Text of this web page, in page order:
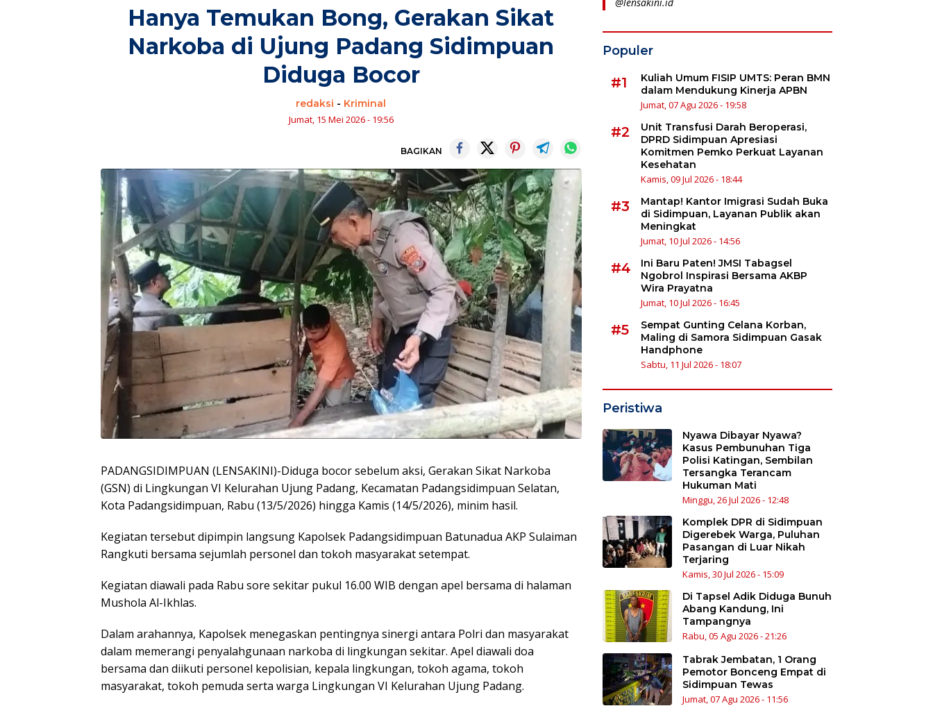
Hanya Temukan Bong, Gerakan Sikat
Narkoba di Ujung Padang Sidimpuan
Diduga Bocor
redaksi - Kriminal
Jumat, 15 Mei 2026 - 19:56
BAGIKAN
PADANGSIDIMPUAN (LENSAKINI)-Diduga bocor sebelum aksi, Gerakan Sikat Narkoba
(GSN) di Lingkungan VI Kelurahan Ujung Padang, Kecamatan Padangsidimpuan Selatan,
Kota Padangsidimpuan, Rabu (13/5/2026) hingga Kamis (14/5/2026), minim hasil.
Kegiatan tersebut dipimpin langsung Kapolsek Padangsidimpuan Batunadua AKP Sulaiman
Rangkuti bersama sejumlah personel dan tokoh masyarakat setempat.
Kegiatan diawali pada Rabu sore sekitar pukul 16.00 WIB dengan apel bersama di halaman
Mushola Al-Ikhlas.
Dalam arahannya, Kapolsek menegaskan pentingnya sinergi antara Polri dan masyarakat
dalam memerangi penyalahgunaan narkoba di lingkungan sekitar. Apel diawali doa
bersama dan diikuti personel kepolisian, kepala lingkungan, tokoh agama, tokoh
masyarakat, tokoh pemuda serta warga Lingkungan VI Kelurahan Ujung Padang.
Populer
#1
Kuliah Umum FISIP UMTS: Peran BMN
dalam Mendukung Kinerja APBN
Jumat, 07 Agu 2026 - 19:58
#2
Unit Transfusi Darah Beroperasi,
DPRD Sidimpuan Apresiasi
Komitmen Pemko Perkuat Layanan
Kesehatan
Kamis, 09 Jul 2026 - 18:44
#3
Mantap! Kantor Imigrasi Sudah Buka
di Sidimpuan, Layanan Publik akan
Meningkat
Jumat, 10 Jul 2026 - 14:56
#4
Ini Baru Paten! JMSI Tabagsel
Ngobrol Inspirasi Bersama AKBP
Wira Prayatna
Jumat, 10 Jul 2026 - 16:45
#5
Sempat Gunting Celana Korban,
Maling di Samora Sidimpuan Gasak
Handphone
Sabtu, 11 Jul 2026 - 18:07
Peristiwa
Nyawa Dibayar Nyawa?
Kasus Pembunuhan Tiga
Polisi Katingan, Sembilan
Tersangka Terancam
Hukuman Mati
Minggu, 26 Jul 2026 - 12:48
Komplek DPR di Sidimpuan
Digerebek Warga, Puluhan
Pasangan di Luar Nikah
Terjaring
Kamis, 30 Jul 2026 - 15:09
Di Tapsel Adik Diduga Bunuh
Abang Kandung, Ini
Tampangnya
Rabu, 05 Agu 2026 - 21:26
Tabrak Jembatan, 1 Orang
Pemotor Bonceng Empat di
Sidimpuan Tewas
Jumat, 07 Agu 2026 - 11:56